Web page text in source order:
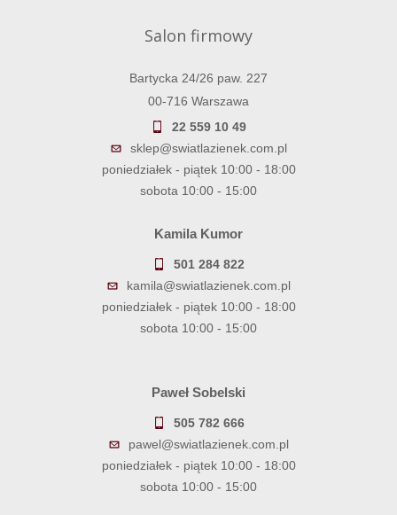
Salon firmowy
Bartycka 24/26 paw. 227
00-716 Warszawa
22 559 10 49
sklep@swiatlazienek.com.pl
poniedziałek - piątek 10:00 - 18:00
sobota 10:00 - 15:00
Kamila Kumor
501 284 822
kamila@swiatlazienek.com.pl
poniedziałek - piątek 10:00 - 18:00
sobota 10:00 - 15:00
Paweł Sobelski
505 782 666
pawel@swiatlazienek.com.pl
poniedziałek - piątek 10:00 - 18:00
sobota 10:00 - 15:00